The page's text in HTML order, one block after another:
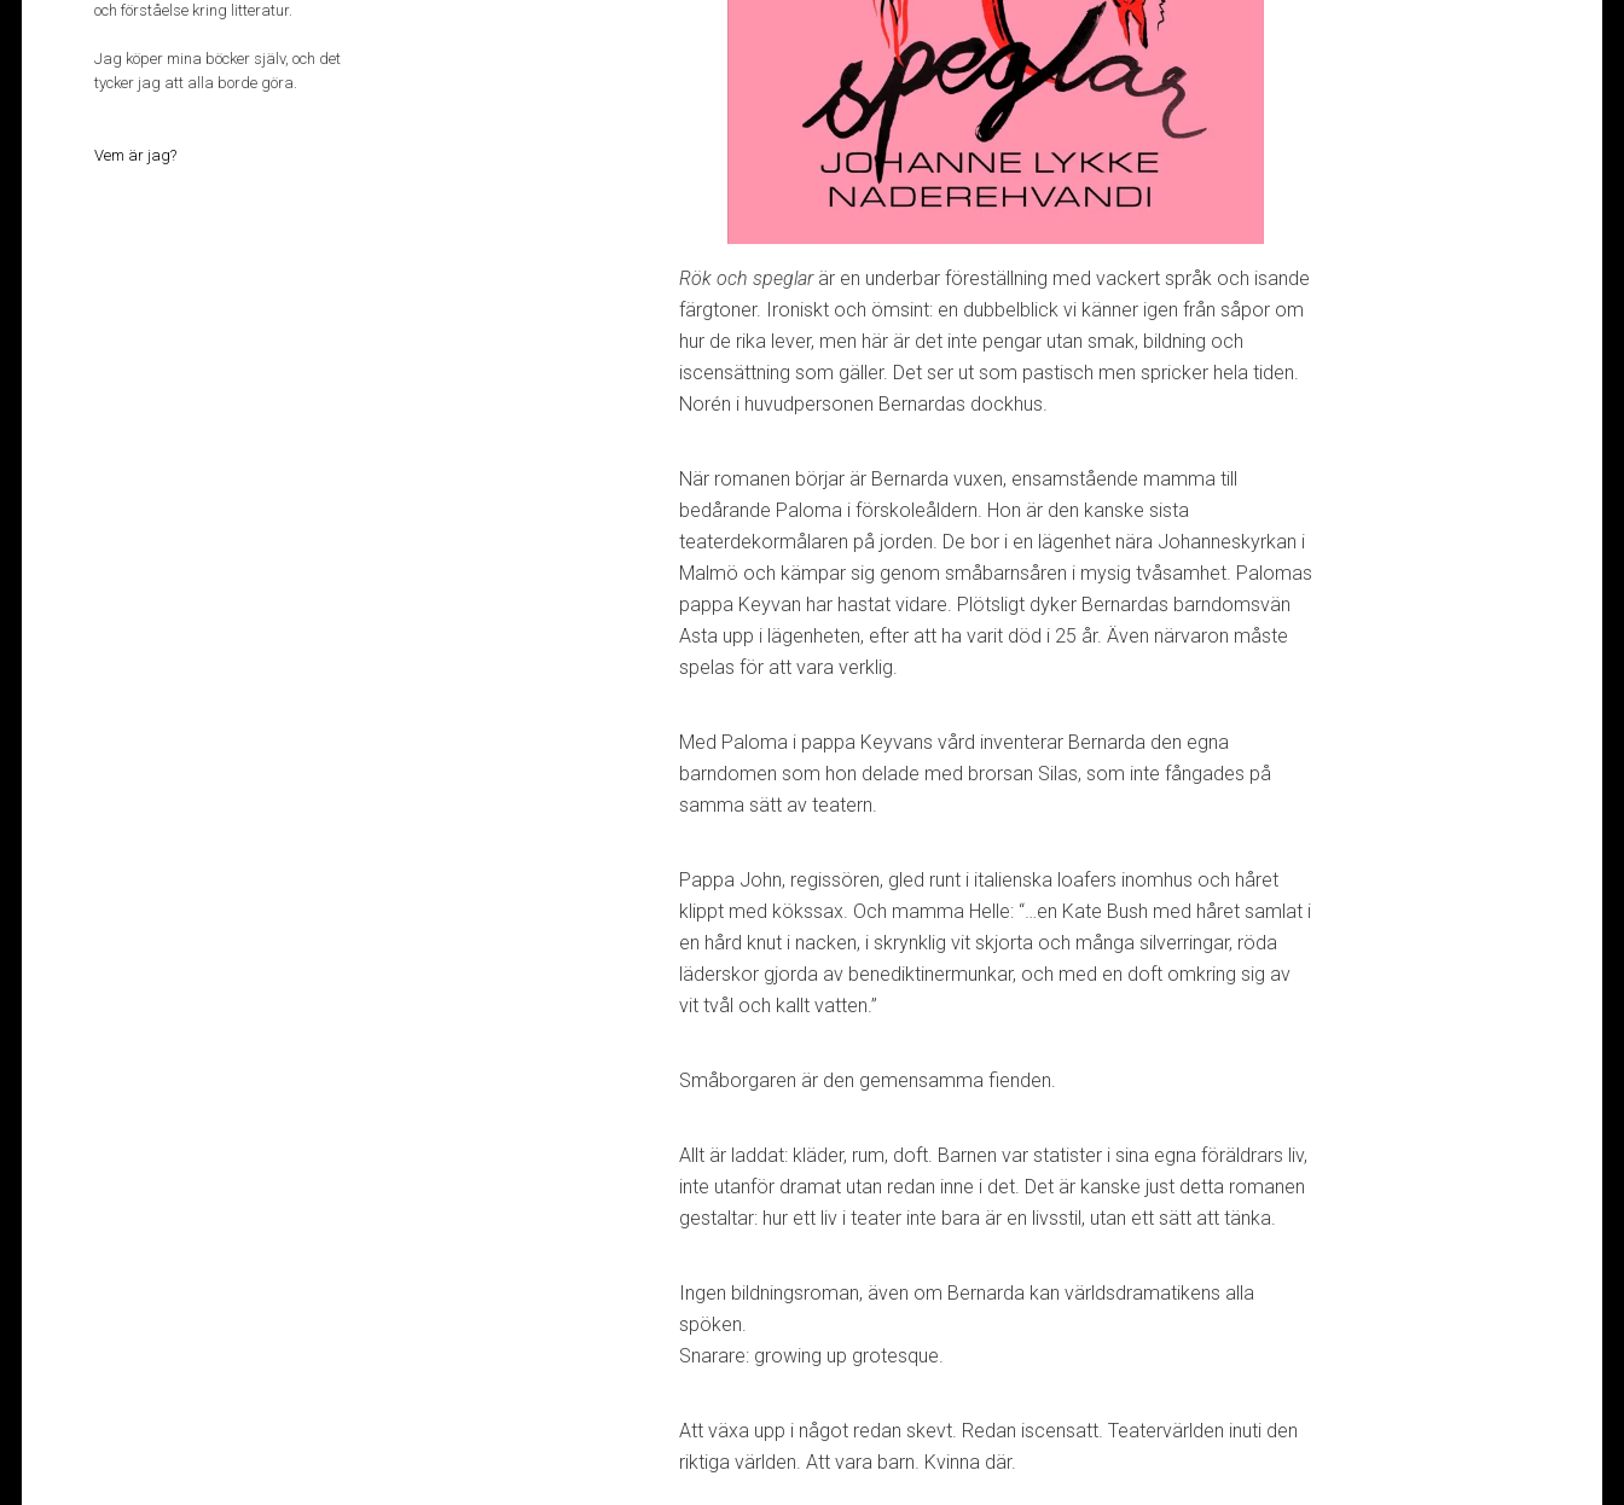
Rök och speglar är en underbar föreställning med vackert språk och isande
färgtoner. Ironiskt och ömsint: en dubbelblick vi känner igen från såpor om
hur de rika lever, men här är det inte pengar utan smak, bildning och
iscensättning som gäller. Det ser ut som pastisch men spricker hela tiden.
Norén i huvudpersonen Bernardas dockhus.
När romanen börjar är Bernarda vuxen, ensamstående mamma till
bedårande Paloma i förskoleåldern. Hon är den kanske sista
teaterdekormålaren på jorden. De bor i en lägenhet nära Johanneskyrkan i
Malmö och kämpar sig genom småbarnsåren i mysig tvåsamhet. Palomas
pappa Keyvan har hastat vidare. Plötsligt dyker Bernardas barndomsvän
Asta upp i lägenheten, efter att ha varit död i 25 år. Även närvaron måste
spelas för att vara verklig.
Med Paloma i pappa Keyvans vård inventerar Bernarda den egna
barndomen som hon delade med brorsan Silas, som inte fångades på
samma sätt av teatern.
Pappa John, regissören, gled runt i italienska loafers inomhus och håret
klippt med kökssax. Och mamma Helle: “…en Kate Bush med håret samlat i
en hård knut i nacken, i skrynklig vit skjorta och många silverringar, röda
läderskor gjorda av benediktinermunkar, och med en doft omkring sig av
vit tvål och kallt vatten.”
Småborgaren är den gemensamma fienden.
Allt är laddat: kläder, rum, doft. Barnen var statister i sina egna föräldrars liv,
inte utanför dramat utan redan inne i det. Det är kanske just detta romanen
gestaltar: hur ett liv i teater inte bara är en livsstil, utan ett sätt att tänka.
Ingen bildningsroman, även om Bernarda kan världsdramatikens alla
spöken.
Snarare: growing up grotesque.
Att växa upp i något redan skevt. Redan iscensatt. Teatervärlden inuti den
riktiga världen. Att vara barn. Kvinna där.
och förståelse kring litteratur.
Jag köper mina böcker själv, och det
tycker jag att alla borde göra.
Vem är jag?